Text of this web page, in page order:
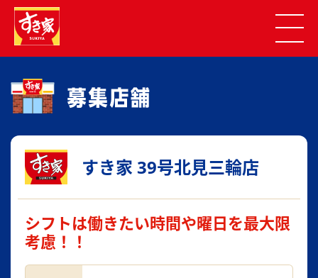
すき家 39号北見三輪店
シフトは働きたい時間や曜日を最大限
考慮！！